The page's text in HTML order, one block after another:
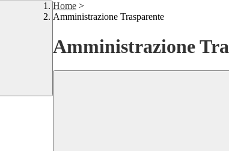
Home >
Amministrazione Trasparente
Amministrazione